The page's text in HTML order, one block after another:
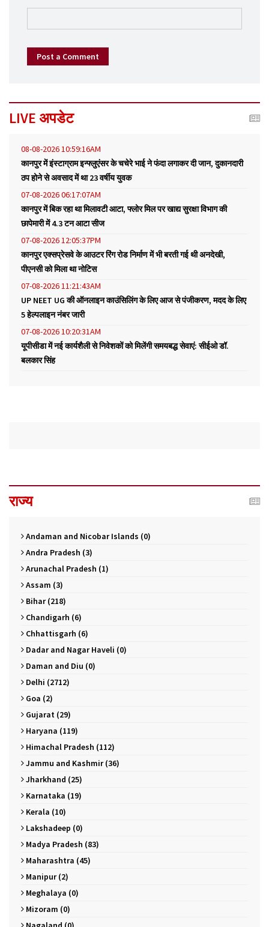
Post a Comment
LIVE अपडेट
08-08-2026 10:59:16AM
कानपुर में इंस्टाग्राम इन्फ्लुएंसर के चचेरे भाई ने फंदा लगाकर दी जान, दुकानदारी
ठप होने से अवसाद में था 23 वर्षीय युवक
07-08-2026 06:17:07AM
कानपुर में बिक रहा था मिलावटी आटा, फ्लोर मिल पर खाद्य सुरक्षा विभाग की
छापेमारी में 4.3 टन आटा सीज
07-08-2026 12:05:37PM
कानपुर एक्सप्रेसवे के आउटर रिंग रोड निर्माण में भी बरती गई थी अनदेखी,
पीएनसी को मिला था नोटिस
07-08-2026 11:21:43AM
UP NEET UG की ऑनलाइन काउंसिलिंग के लिए आज से पंजीकरण, मदद के लिए
5 हेल्पलाइन नंबर जारी
07-08-2026 10:20:31AM
यूपीसीडा में नई कार्यशैली से निवेशकों को मिलेंगी समयबद्ध सेवाएं: सीईओ डॉ.
बलकार सिंह
राज्य
Andaman and Nicobar Islands (0)
Andra Pradesh (3)
Arunachal Pradesh (1)
Assam (3)
Bihar (218)
Chandigarh (6)
Chhattisgarh (6)
Dadar and Nagar Haveli (0)
Daman and Diu (0)
Delhi (2712)
Goa (2)
Gujarat (29)
Haryana (119)
Himachal Pradesh (112)
Jammu and Kashmir (36)
Jharkhand (25)
Karnataka (19)
Kerala (10)
Lakshadeep (0)
Madya Pradesh (83)
Maharashtra (45)
Manipur (2)
Meghalaya (0)
Mizoram (0)